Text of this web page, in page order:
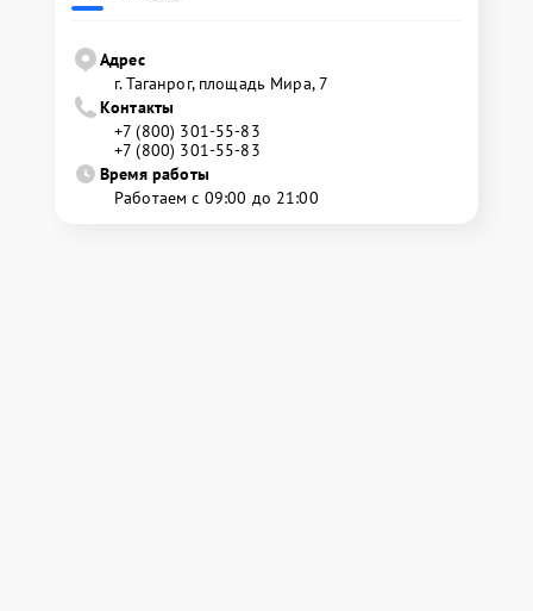
Адрес
г. Таганрог, площадь Мира, 7
Контакты
+7 (800) 301-55-83
+7 (800) 301-55-83
Время работы
Работаем с 09:00 до 21:00